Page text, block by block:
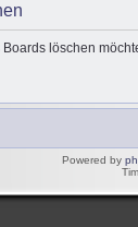
löschen
Powered by